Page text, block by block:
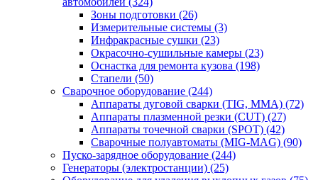
Зоны подготовки (26)
Измерительные системы (3)
Инфракрасные сушки (23)
Окрасочно-сушильные камеры (23)
Оснастка для ремонта кузова (198)
Стапели (50)
Сварочное оборудование (244)
Аппараты дуговой сварки (TIG, MMA) (72)
Аппараты плазменной резки (CUT) (27)
Аппараты точечной сварки (SPOT) (42)
Сварочные полуавтоматы (MIG-MAG) (90)
Пуско-зарядное оборудование (244)
Генераторы (электростанции) (25)